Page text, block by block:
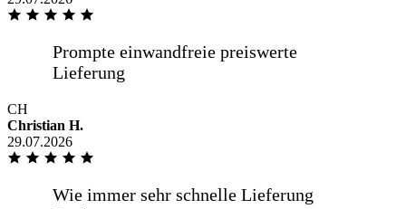
CH
Christian H.
29.07.2026
Fensterscheiben bereits seit 6 Jahren im
Gebrauch. Sehr gute Kommunikation